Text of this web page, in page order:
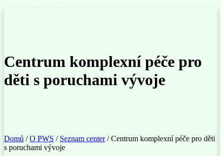
Centrum komplexní péče pro
děti s poruchami vývoje
Domů /O PWS / Seznam center /Centrum komplexní péče pro děti
s poruchami vývoje